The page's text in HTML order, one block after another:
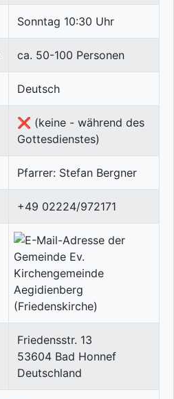
Sonntag 10:30 Uhr
ca. 50-100 Personen
Deutsch
❌ (keine - während des
Gottesdienstes)
Pfarrer: Stefan Bergner
+49 02224/972171
Friedensstr. 13
53604 Bad Honnef
Deutschland